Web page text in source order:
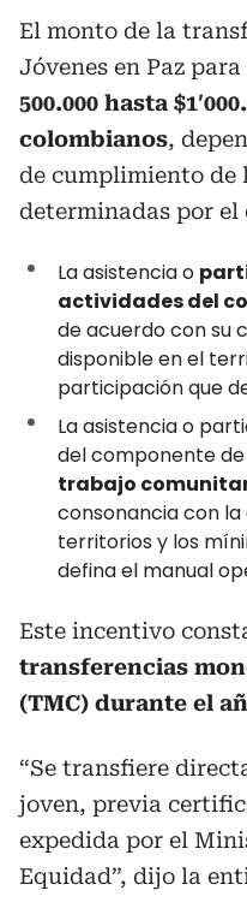
El monto de la
Jóvenes en Paz
500.000 hasta
colombianos,
de cumplimiento de
determinadas por el
La asistencia o
actividades del
de acuerdo con su
disponible en el
participación que
La asistencia o
del componente de
trabajo
consonancia con
territorios y los
defina el manual
Este incentivo
transferencias
(TMC) durante el
“Se transfiere
joven, previa
expedida por el
Equidad”, dijo la